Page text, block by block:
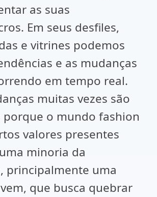
as suas
Em seus desfiles,
e vitrines podemos
e as mudanças
em tempo real.
muitas vezes são
porque o mundo fashion
valores presentes
minoria da
principalmente uma
que busca quebrar